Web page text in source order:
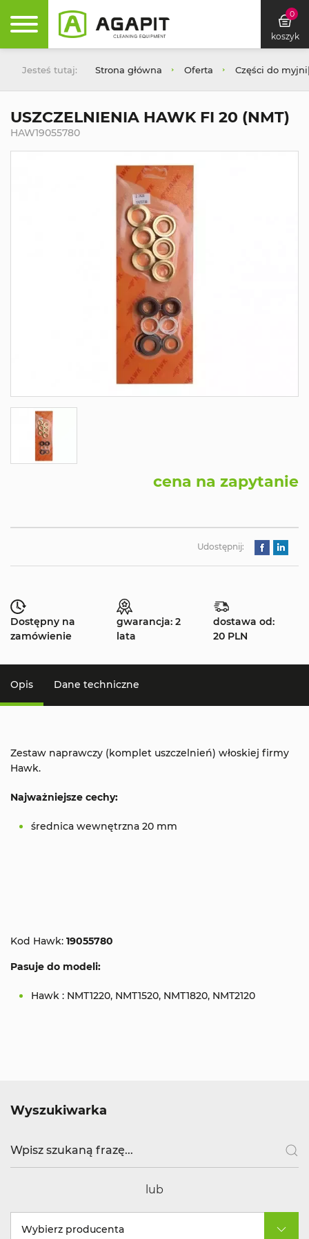
0
koszyk
Jesteś tutaj: Strona główna Oferta Części do
USZCZELNIENIA HAWK FI 20 (NMT)
HAW19055780
cena na zapytanie
Udostępnij:
Dostępny na
zamówienie
gwarancja: 2
lata
dostawa od:
20 PLN
Opis Dane techniczne
Zestaw naprawczy (komplet uszczelnień) włoskiej firmy
Hawk.
Najważniejsze cechy:
średnica wewnętrzna 20 mm
Kod Hawk: 19055780
Pasuje do modeli:
Hawk : NMT1220, NMT1520, NMT1820, NMT2120
Wyszukiwarka
lub
Wybierz producenta